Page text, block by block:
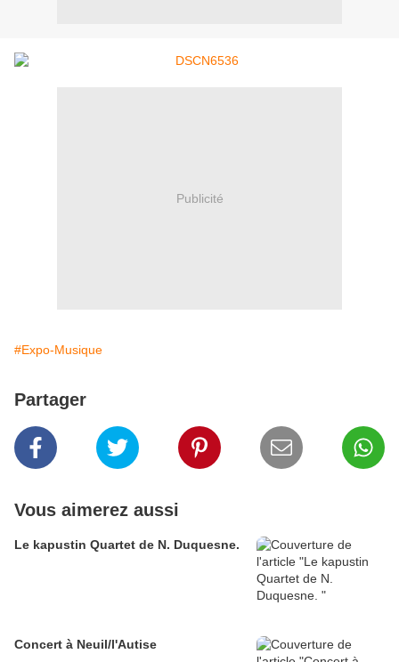
Publicité
#Expo-Musique
Partager
Vous aimerez aussi
Le kapustin Quartet de N. Duquesne.
Concert à Neuil/l'Autise